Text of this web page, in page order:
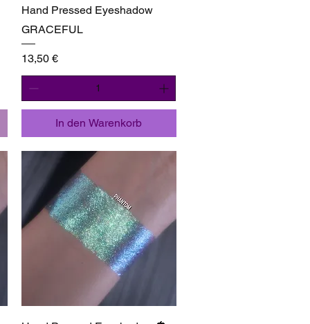
Schnellansicht
Hand Pressed Eyeshadow
GRACEFUL
Preis
13,50 €
In den Warenkorb